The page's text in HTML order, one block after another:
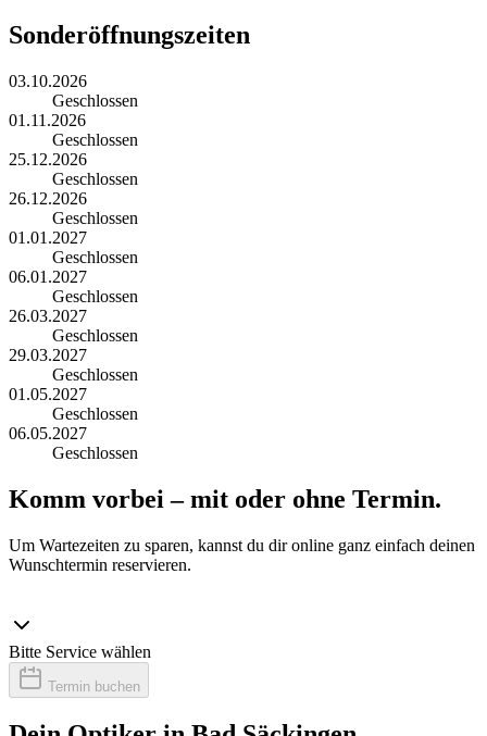
Sonderöffnungszeiten
03.10.2026
Geschlossen
01.11.2026
Geschlossen
25.12.2026
Geschlossen
26.12.2026
Geschlossen
01.01.2027
Geschlossen
06.01.2027
Geschlossen
26.03.2027
Geschlossen
29.03.2027
Geschlossen
01.05.2027
Geschlossen
06.05.2027
Geschlossen
Komm vorbei – mit oder ohne Termin.
Um Wartezeiten zu sparen, kannst du dir online ganz einfach deinen
Wunschtermin reservieren.
Bitte Service wählen
Termin buchen